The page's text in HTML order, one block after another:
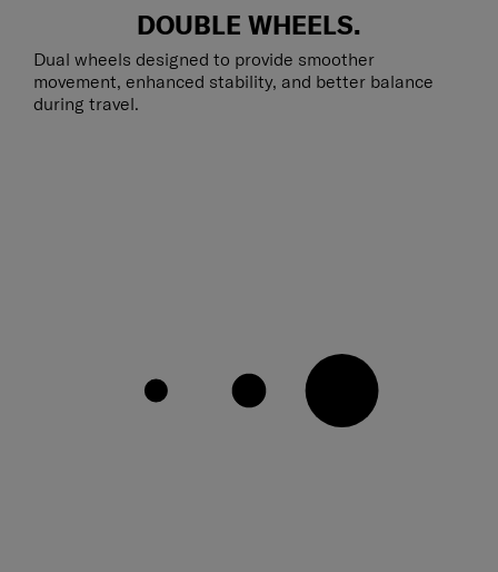
DOUBLE WHEELS.
Dual wheels designed to provide smoother
movement, enhanced stability, and better balance
during travel.